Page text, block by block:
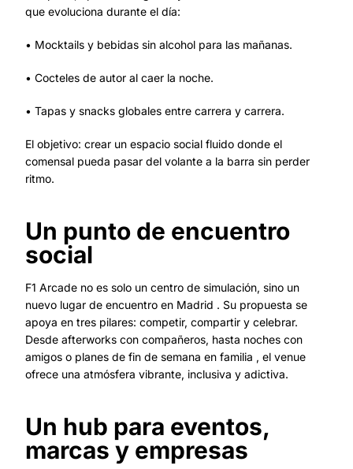
que evoluciona durante el día:
• Mocktails y bebidas sin alcohol para las mañanas.
• Cocteles de autor al caer la noche.
• Tapas y snacks globales entre carrera y carrera.
El objetivo: crear un espacio social fluido donde el
comensal pueda pasar del volante a la barra sin perder
ritmo.
Un punto de encuentro
social
F1 Arcade no es solo un centro de simulación, sino un
nuevo lugar de encuentro en Madrid . Su propuesta se
apoya en tres pilares: competir, compartir y celebrar.
Desde afterworks con compañeros, hasta noches con
amigos o planes de fin de semana en familia , el venue
ofrece una atmósfera vibrante, inclusiva y adictiva.
Un hub para eventos,
marcas y empresas